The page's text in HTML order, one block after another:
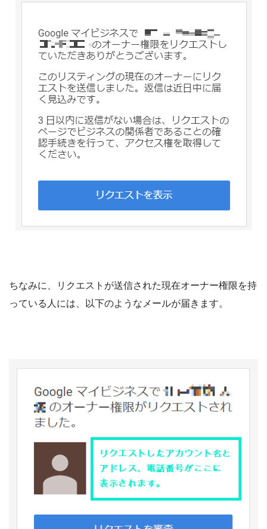
ちなみに、リクエストが送信された現在オーナー権限を持
っている人には、以下のようなメールが届きます。